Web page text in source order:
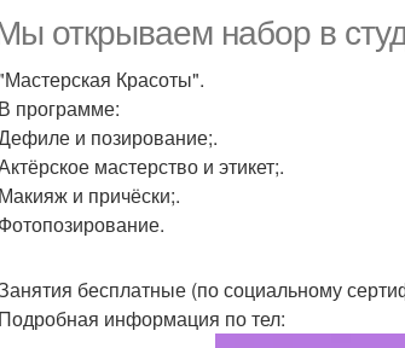
открываем набор в
Красоты".
В программе:
и позирование;.
мастерство и этикет;.
Макияж и причёски;.
Фотопозирование.
бесплатные (по социальному
Подробная информация по тел: